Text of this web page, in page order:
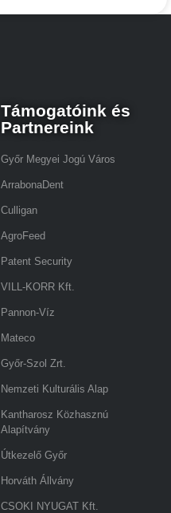
Támogatóink és
Partnereink
Győr Megyei Jogú Város
ArrabonaDent
Culligan
AgroFeed
Patent Security
VILL-KORR Kft.
Pannon-Víz
Mateco
Győr-Szol Zrt.
Nemzeti Kulturális Alap
Kantharosz Közhasznú
Alapítvány
Útkezelő Győr
Horváth Állvány
CSOKI NYUGAT Kft.